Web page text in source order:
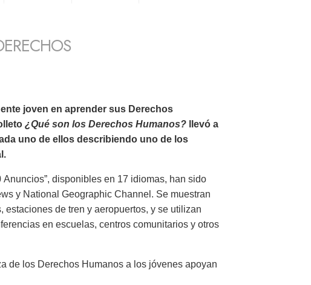
joven en aprender sus Derechos
¿Qué son los Derechos Humanos? llevó a
uno de ellos describiendo uno de los
disponibles en 17 idiomas, han sido
y National Geographic Channel. Se muestran
de tren y aeropuertos, y se utilizan
en escuelas, centros comunitarios y otros
de los Derechos Humanos a los jóvenes apoyan